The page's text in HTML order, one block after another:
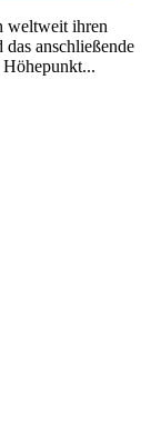
weltweit ihren
anschließende